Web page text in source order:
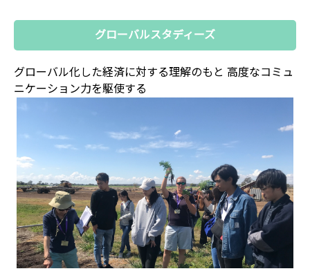
グローバルスタディーズ
グローバル化した経済に対する理解のもと 高度なコミュ
ニケーション力を駆使する